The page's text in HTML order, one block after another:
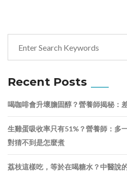
Recent Posts
喝咖啡會升壞膽固醇？營養師揭秘：
生雞蛋吸收率只有51%？營養師：多
對猜不到是怎麼煮
荔枝這樣吃，等於在喝糖水？中醫說